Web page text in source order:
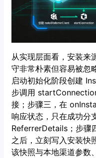
从实现层面看，安装来
守非常朴素但容易被忽
启动初始化阶段创建
步调用
接；步骤三，在
响应状态，只在成功分
ReferrerDetails；步骤
之后，立刻写入安装快
该快照与本地渠道参数